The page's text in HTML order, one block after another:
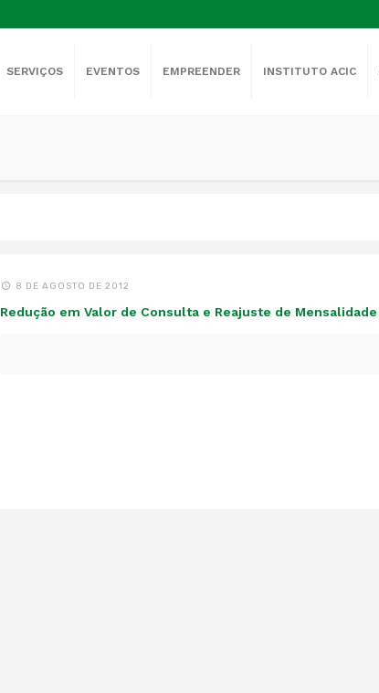
SERVIÇOS EVENTOS EMPREENDER INSTITUTO ACIC
8 DE AGOSTO DE 2012
Redução em Valor de Consulta e Reajuste de Mensalidade